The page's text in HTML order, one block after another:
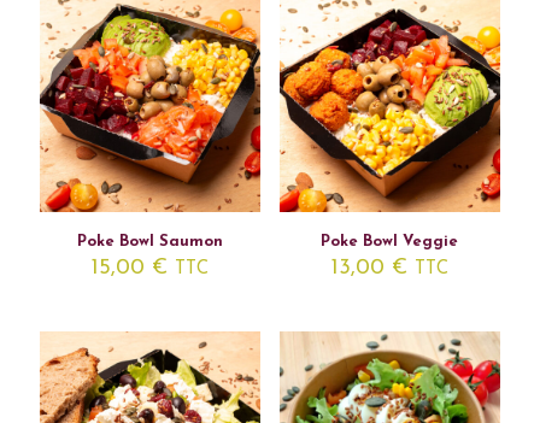
Poke Bowl Saumon
15,00 € TTC
Poke Bowl Veggie
13,00 € TTC